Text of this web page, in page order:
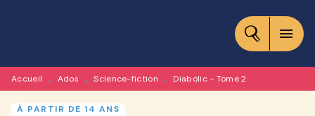
CONTENU
menu
Accueil • Ados • Science-fiction • Diabolic - Tome 2
À PARTIR DE 14 ANS